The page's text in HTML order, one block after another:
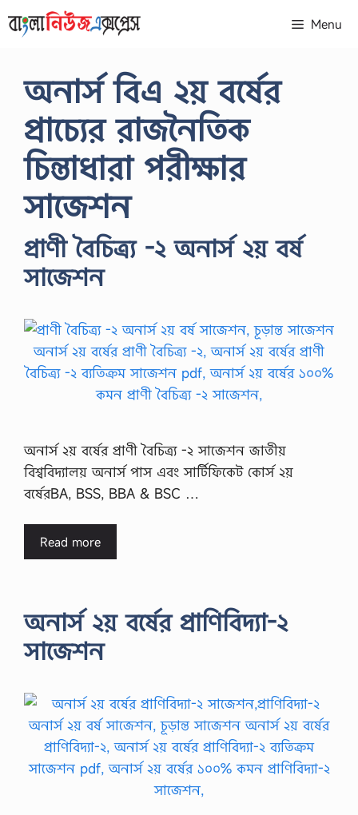
to
Menu
অনার্স বিএ ২য় বর্ষের
প্রাচ্যের রাজনৈতিক
চিন্তাধারা পরীক্ষার
সাজেশন
প্রাণী বৈচিত্র্য -২ অনার্স ২য় বর্ষ
সাজেশন
অনার্স ২য় বর্ষের প্রাণী বৈচিত্র্য -২ সাজেশন জাতীয়
বিশ্ববিদ্যালয় অনার্স পাস এবং সার্টিফিকেট কোর্স ২য়
বর্ষেরBA, BSS, BBA & BSC …
Read more
অনার্স ২য় বর্ষের প্রাণিবিদ্যা-২
সাজেশন